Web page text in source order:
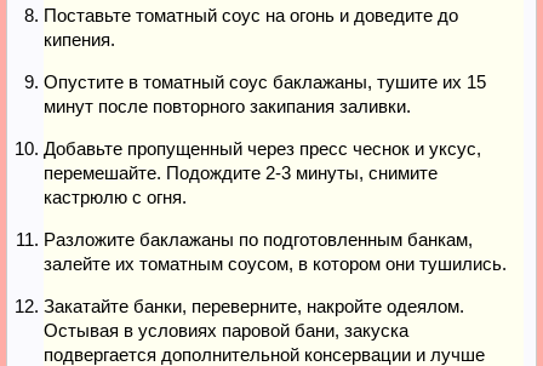
Поставьте томатный соус на огонь и доведите до
кипения.
Опустите в томатный соус баклажаны, тушите их 15
минут после повторного закипания заливки.
Добавьте пропущенный через пресс чеснок и уксус,
перемешайте. Подождите 2-3 минуты, снимите
кастрюлю с огня.
Разложите баклажаны по подготовленным банкам,
залейте их томатным соусом, в котором они тушились.
Закатайте банки, переверните, накройте одеялом.
Остывая в условиях паровой бани, закуска
подвергается дополнительной консервации и лучше